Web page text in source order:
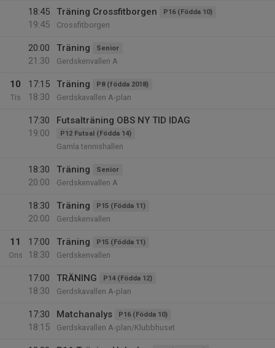
18:45
19:45
Träning Crossfitborgen P16 (Födda 10)
Crossfitborgen
20:00
21:30
Träning Senior
Gerdskenvallen A
10
Tis
17:15
18:30
Träning P8 (födda 2018)
Gerdskavallen A-plan
17:30
19:00
Futsalträning OBS NY TID IDAG
P12 Futsal (Födda 14)
Gamla tennishallen
18:30
20:00
Träning Senior
Gerdskenvallen A
18:30
20:00
Träning P15 (Födda 11)
Gerdskenvallen
11
Ons
17:00
18:30
Träning P15 (Födda 11)
Gerdskenvallen
17:00
18:30
TRÄNING P14 (Födda 12)
Gerdskavallen A-plan
17:30
18:15
Matchanalys P16 (Födda 10)
Gerdskavallen A-plan/Klubbhuset